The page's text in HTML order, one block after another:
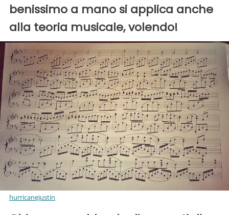
benissimo a mano si applica anche
alla teoria musicale, volendo!
hurricanejustin